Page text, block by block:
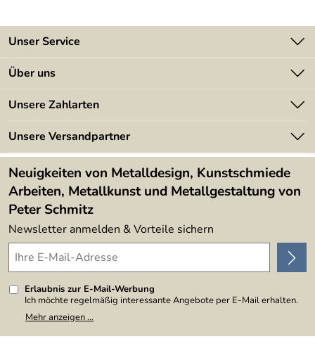
Lieber Herr Kaderli,
schön, dass wir alles richtig gemacht haben und Sie
Weiter viel Freude an dem Dino Bein.
Peter Schmitz und Team
Unser Service
Kontakt
Kundeninformationen
Newsletter
Lieferbedingungen
Über uns
Angebote
Kundenbewertungen (394)
4,9/5
Unsere Zahlarten
Unsere Versandpartner
Neuigkeiten von Metalldesign, Kunstschmiede
Arbeiten, Metallkunst und Metallgestaltung von
Peter Schmitz
Newsletter anmelden & Vorteile sichern
Erlaubnis zur E-Mail-Werbung
Ich möchte regelmäßig interessante Angebote per E-Mail erhalten.
Meine E-Mail-Adresse wird nicht an andere Unternehmen
weitergegeben. Zu statistischen Zwecken wird in anonymer Form
Mehr anzeigen ...